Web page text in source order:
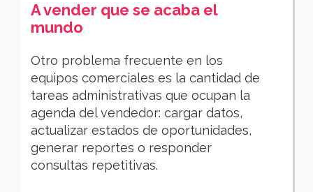
A vender que se acaba el
mundo
Otro problema frecuente en los
equipos comerciales es la cantidad de
tareas administrativas que ocupan la
agenda del vendedor: cargar datos,
actualizar estados de oportunidades,
generar reportes o responder
consultas repetitivas.